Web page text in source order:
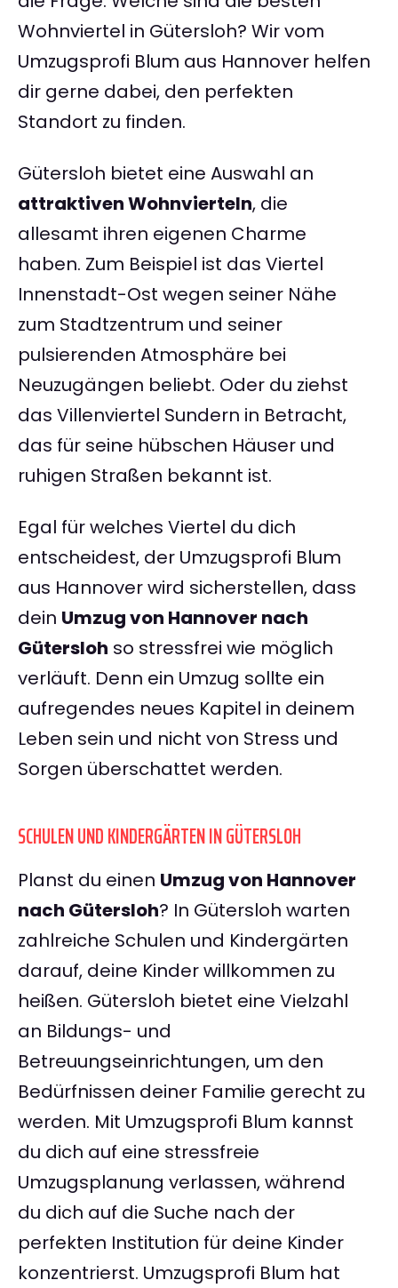
Wohnviertel in Gütersloh? Wir vom
Umzugsprofi Blum aus Hannover helfen
dir gerne dabei, den perfekten
Standort zu finden.
Gütersloh bietet eine Auswahl an
attraktiven Wohnvierteln, die
allesamt ihren eigenen Charme
haben. Zum Beispiel ist das Viertel
Innenstadt-Ost wegen seiner Nähe
zum Stadtzentrum und seiner
pulsierenden Atmosphäre bei
Neuzugängen beliebt. Oder du ziehst
das Villenviertel Sundern in Betracht,
das für seine hübschen Häuser und
ruhigen Straßen bekannt ist.
Egal für welches Viertel du dich
entscheidest, der Umzugsprofi Blum
aus Hannover wird sicherstellen, dass
dein Umzug von Hannover nach
Gütersloh so stressfrei wie möglich
verläuft. Denn ein Umzug sollte ein
aufregendes neues Kapitel in deinem
Leben sein und nicht von Stress und
Sorgen überschattet werden.
SCHULEN UND KINDERGÄRTEN IN GÜTERSLOH
Planst du einen Umzug von Hannover
nach Gütersloh? In Gütersloh warten
zahlreiche Schulen und Kindergärten
darauf, deine Kinder willkommen zu
heißen. Gütersloh bietet eine Vielzahl
an Bildungs- und
Betreuungseinrichtungen, um den
Bedürfnissen deiner Familie gerecht zu
werden. Mit Umzugsprofi Blum kannst
du dich auf eine stressfreie
Umzugsplanung verlassen, während
du dich auf die Suche nach der
perfekten Institution für deine Kinder
konzentrierst. Umzugsprofi Blum hat